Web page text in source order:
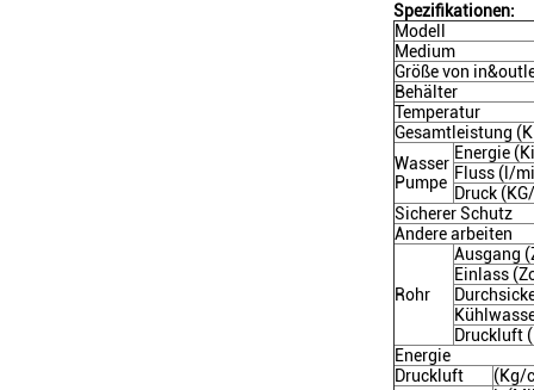
Spezifikationen:
Modell
Medium
Größe von
Behälter
Temperatur
Gesamtleistung
Wasser
Pumpe
Energie
Fluss (l/
Druck
Sicherer Schutz
Andere arbeiten
Rohr
Ausgang
Einlass
Druckluft
Energie
Druckluft
(Kg/